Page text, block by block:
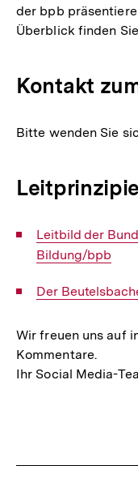
der bpb
Überblick finden
Kontakt
Bitte wenden Sie
Interner
Link:
Leitbild der
Bildung/bpb
Interner
Der
Wir freuen uns auf
Kommentare.
Ihr Social Media-